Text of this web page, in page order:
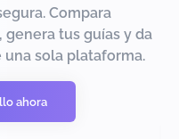
Compara
tus guías y da
sola plataforma.
ahora